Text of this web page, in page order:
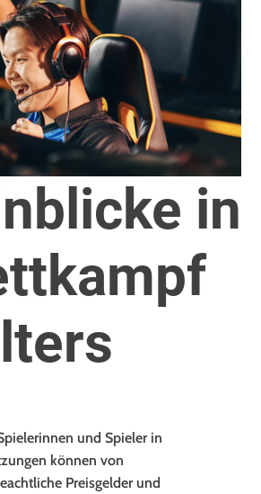
in
und Spieler in
können von
Preisgelder und